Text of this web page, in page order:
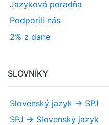
Jazyková poradňa
Podporili nás
2% z dane
SLOVNÍKY
Slovenský jazyk -> SPJ
SPJ -> Slovenský jazyk